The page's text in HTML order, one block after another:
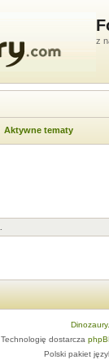
z
Aktywne tematy
Technologię dostarcza
Polski pakiet